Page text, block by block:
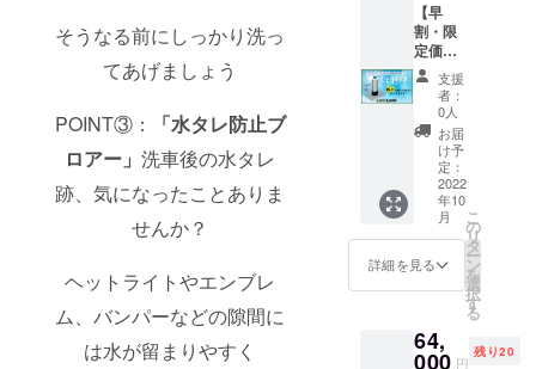
そうなる前にしっかり洗っ
てあげましょう
POINT③：
「水タレ防止ブ
ロアー」洗車後の水タレ
跡、気になったことありま
せんか？
ヘットライトやエンブレ
ム、バンパーなどの隙間に
は水が留まりやすく
いたし
ます。
ホース
約1m
【超早
割】
→【早
割】
→【ca
mp-fire
限定価
格】
の順で
リター
行って
まいり
上 ・洗
車以外
にも普
段のお
掃除に
も最適
～
セット
内容～
① 純水
器本体
（イオ
樹脂5L
付属）
タッチ
カプ
要なの
で時短
＆労力
削減 ・
不純物
がない
ので水
切れが
良い ・
炎天下
での洗
車でも
焦らな
くて良
ム施工
時の水
了！す
ぐにお
使いい
ただけ
ます！
【5L】
の純水
機より
【10L】
の純水
機はイ
オン交
換樹脂
スパを
考える
【早
割・限
定価
格】
￥66,00
0→"￥6
3,000"
￥3,000
-OFF イ
オン交
換樹脂
【10L】
の純水
機を限
定発
ンタッ
チで接
支援
者：
0人
お届
け予
定：
2022
年10
月
詳細を見る
こ
の
リ
タ
ー
ン
を
選
択
す
る
64,
000 円
残り20